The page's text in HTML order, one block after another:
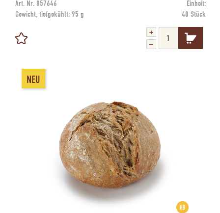
Art. Nr. 857646
Einheit:
Gewicht, tiefgekühlt: 95 g 48 Stück
NEU